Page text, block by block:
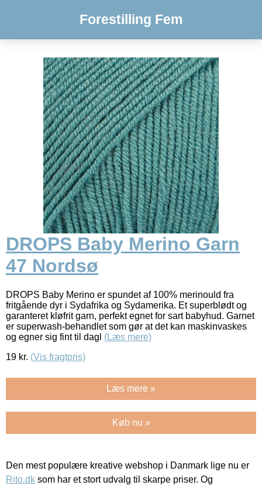
Forestilling Fem
DROPS Baby Merino Garn
47 Nordsø
DROPS Baby Merino er spundet af 100% merinould fra
fritgående dyr i Sydafrika og Sydamerika. Et superblødt og
garanteret kløfrit garn, perfekt egnet for sart babyhud. Garnet
er superwash-behandlet som gør at det kan maskinvaskes
og egner sig fint til dagl (Læs mere)
19 kr. (Vis fragtpris)
Læs mere »
Køb nu »
Den mest populære kreative webshop i Danmark lige nu er
Rito.dk som har et stort udvalg til skarpe priser. Og